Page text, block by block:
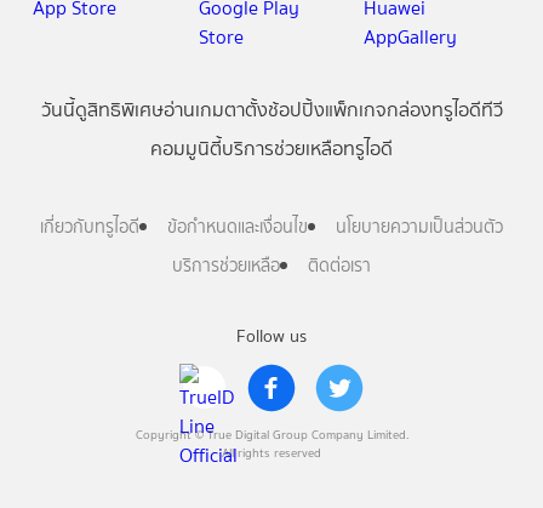
Follow us
Copyright © True Digital Group Company Limited.
All rights reserved
วันนี้ดูสิทธิพิเศษอ่านเกมตาตั้งช้อปปิ้งแพ็กเกจกล่องทรูไอดีทีวี
คอมมูนิตี้บริการช่วยเหลือทรูไอดี
เกี่ยวกับทรูไอดี ข้อกำหนดและเงื่อนไข
นโยบายความเป็นส่วนตัว
บริการช่วยเหลือ
ติดต่อเรา